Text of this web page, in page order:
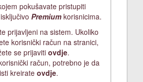
pokušavate pristupiti
Premiumkorisnicima.
prijavljeni na sistem. Ukoliko
korisnički račun na stranici,
se prijavitiovdje.
račun, potrebno je da
isti kreirate ovdje.